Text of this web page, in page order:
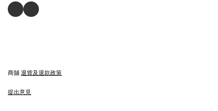
商舖 退貨及退款政策
提出意見